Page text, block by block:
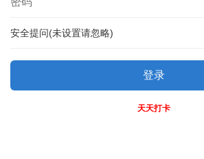
安全提问(未设置请忽略)
登录
天天打卡